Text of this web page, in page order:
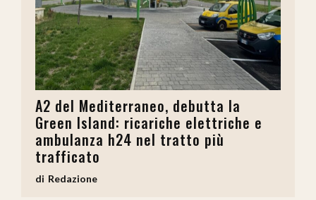
A2 del Mediterraneo, debutta la
Green Island: ricariche elettriche e
ambulanza h24 nel tratto più
trafficato
Redazione